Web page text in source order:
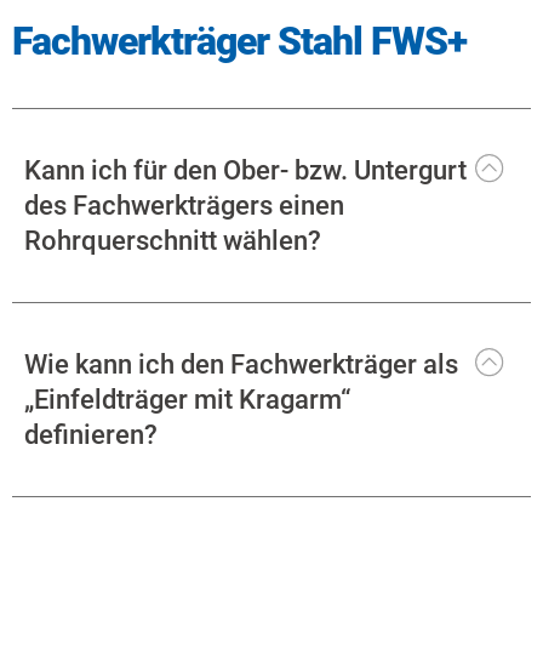
Fachwerkträger Stahl FWS+
Kann ich für den Ober- bzw. Untergurt
des Fachwerkträgers einen
Rohrquerschnitt wählen?
Wie kann ich den Fachwerkträger als
„Einfeldträger mit Kragarm“
definieren?